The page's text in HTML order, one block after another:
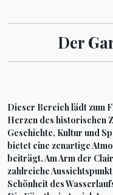
Der
Dieser Bereich lädt zum
Herzen des historischen
Geschichte, Kultur und
bietet eine zenartige
beiträgt. Am Arm der
zahlreiche
Schönheit des